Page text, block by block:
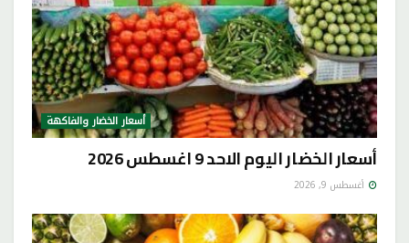
أسعار الخضار والفاكهة
أسعار الخضار اليوم الاحد 9 اغسطس 2026
أغسطس 9, 2026